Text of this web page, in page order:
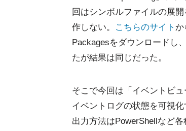
回はシンボルファイルの展
作しない。
こちらのサイト
Packagesをダウンロードし
たが結果は同じだった。
そこで今回は「イベントビ
イベントログの状態を可視
出力方法はPowerShellなど